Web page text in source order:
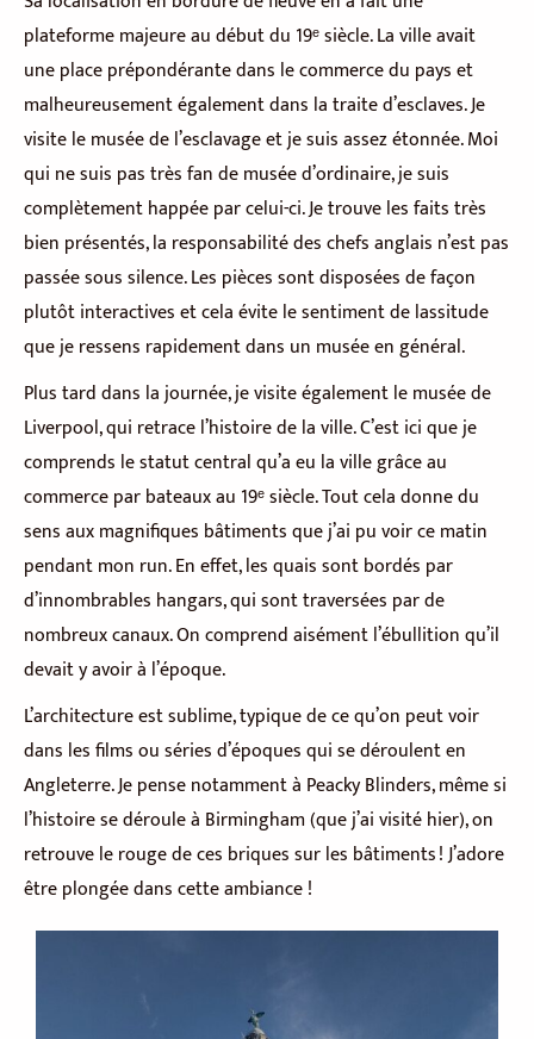
plateforme majeure au début du 19ᵉ siècle. La ville avait
une place prépondérante dans le commerce du pays et
malheureusement également dans la traite d’esclaves. Je
visite le musée de l’esclavage et je suis assez étonnée. Moi
qui ne suis pas très fan de musée d’ordinaire, je suis
complètement happée par celui-ci. Je trouve les faits très
bien présentés, la responsabilité des chefs anglais n’est pas
passée sous silence. Les pièces sont disposées de façon
plutôt interactives et cela évite le sentiment de lassitude
que je ressens rapidement dans un musée en général.
Plus tard dans la journée, je visite également le musée de
Liverpool, qui retrace l’histoire de la ville. C’est ici que je
comprends le statut central qu’a eu la ville grâce au
commerce par bateaux au 19ᵉ siècle. Tout cela donne du
sens aux magnifiques bâtiments que j’ai pu voir ce matin
pendant mon run. En effet, les quais sont bordés par
d’innombrables hangars, qui sont traversées par de
nombreux canaux. On comprend aisément l’ébullition qu’il
devait y avoir à l’époque.
L’architecture est sublime, typique de ce qu’on peut voir
dans les films ou séries d’époques qui se déroulent en
Angleterre. Je pense notamment à Peacky Blinders, même si
l’histoire se déroule à Birmingham (que j’ai visité hier), on
retrouve le rouge de ces briques sur les bâtiments ! J’adore
être plongée dans cette ambiance !